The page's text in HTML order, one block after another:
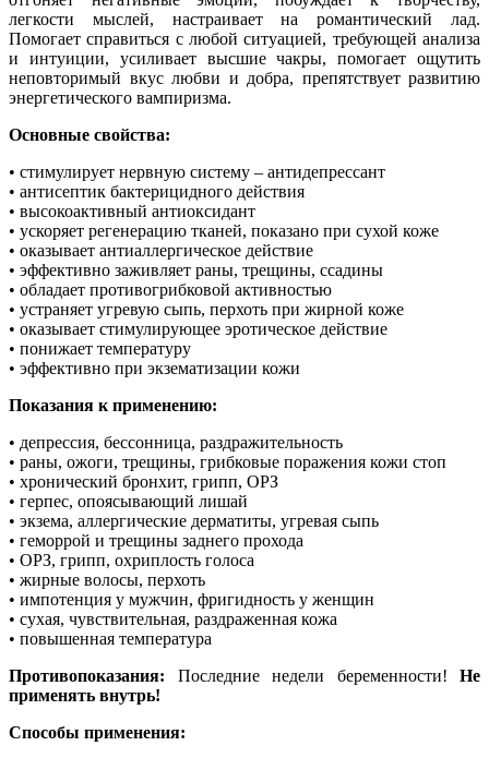
легкости мыслей, настраивает на романтический лад.
Помогает справиться с любой ситуацией, требующей анализа
и интуиции, усиливает высшие чакры, помогает ощутить
неповторимый вкус любви и добра, препятствует развитию
энергетического вампиризма.
Основные свойства:
• стимулирует нервную систему – антидепрессант
• антисептик бактерицидного действия
• высокоактивный антиоксидант
• ускоряет регенерацию тканей, показано при сухой коже
• оказывает антиаллергическое действие
• эффективно заживляет раны, трещины, ссадины
• обладает противогрибковой активностью
• устраняет угревую сыпь, перхоть при жирной коже
• оказывает стимулирующее эротическое действие
• понижает температуру
• эффективно при экзематизации кожи
Показания к применению:
• депрессия, бессонница, раздражительность
• раны, ожоги, трещины, грибковые поражения кожи стоп
• хронический бронхит, грипп, ОРЗ
• герпес, опоясывающий лишай
• экзема, аллергические дерматиты, угревая сыпь
• геморрой и трещины заднего прохода
• ОРЗ, грипп, охриплость голоса
• жирные волосы, перхоть
• импотенция у мужчин, фригидность у женщин
• сухая, чувствительная, раздраженная кожа
• повышенная температура
Противопоказания: Последние недели беременности! Не
применять внутрь!
Способы применения: